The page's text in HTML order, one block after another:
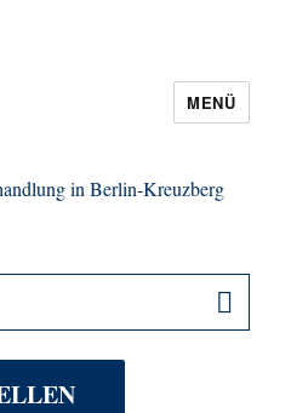
Buchhandlung in
MENÜ